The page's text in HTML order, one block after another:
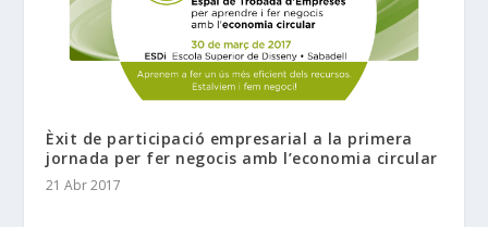
Èxit de participació empresarial a la primera
jornada per fer negocis amb l’economia circular
21 Abr 2017